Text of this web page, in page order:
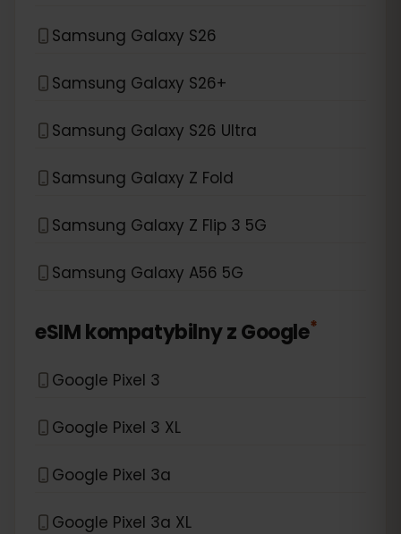
Samsung Galaxy S26
Samsung Galaxy S26+
Samsung Galaxy S26 Ultra
Samsung Galaxy Z Fold
Samsung Galaxy Z Flip 3 5G
Samsung Galaxy A56 5G
eSIM kompatybilny zGoogle*
Google Pixel 3
Google Pixel 3 XL
Google Pixel 3a
Google Pixel 3a XL